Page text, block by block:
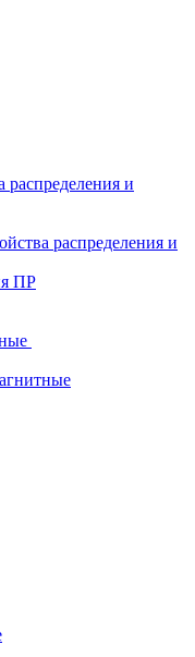
распределения и
распределения и
ПР